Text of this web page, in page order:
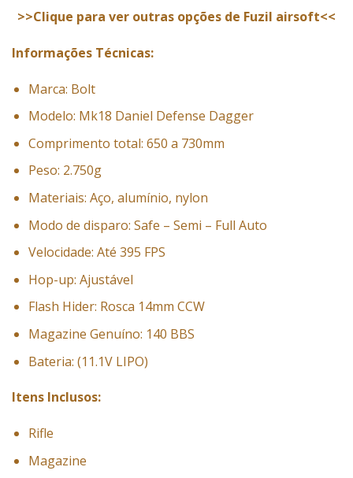
>>Clique para ver outras opções de Fuzil airsoft<<
Informações Técnicas:
Marca: Bolt
Modelo: Mk18 Daniel Defense Dagger
Comprimento total: 650 a 730mm
Peso: 2.750g
Materiais: Aço, alumínio, nylon
Modo de disparo: Safe – Semi – Full Auto
Velocidade: Até 395 FPS
Hop-up: Ajustável
Flash Hider: Rosca 14mm CCW
Magazine Genuíno: 140 BBS
Bateria: (11.1V LIPO)
Itens Inclusos:
Rifle
Magazine